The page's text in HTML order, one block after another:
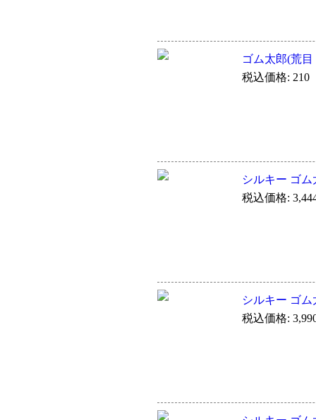
ゴム太郎(荒
税込価格: 210
シルキー ゴム
税込価格:
シルキー ゴム
税込価格: